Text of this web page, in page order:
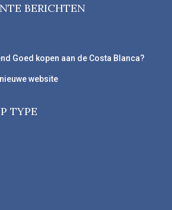
BERICHTEN
Goed kopen aan de Costa Blanca?
website
TYPE